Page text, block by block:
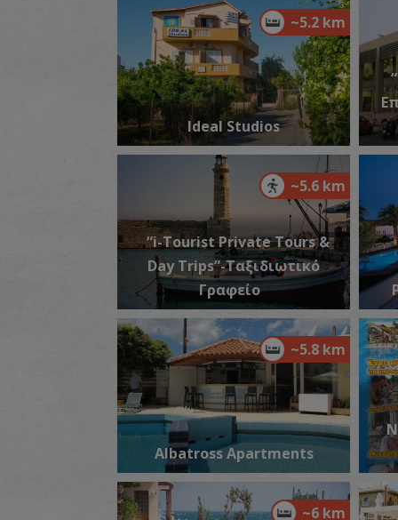
~5.2 km
Ideal Studios
~5.6 km
“i-Tourist Private Tours &
Day Trips”-Ταξιδιωτικό
Γραφείο
~5.8 km
Albatross Apartments
~6 km